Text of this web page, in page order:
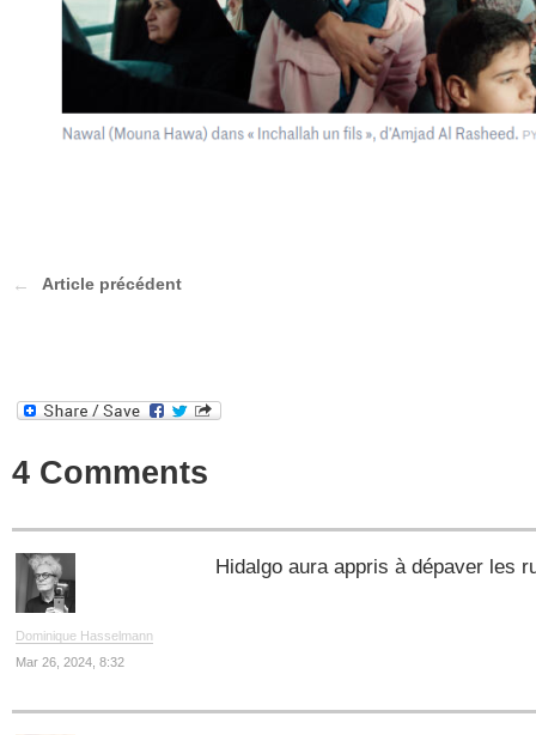
Article précédent
4 Comments
Dominique Hasselmann
Mar 26, 2024, 8:32
Hidalgo aura appris à dépaver les